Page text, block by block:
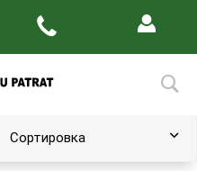
Сортировка